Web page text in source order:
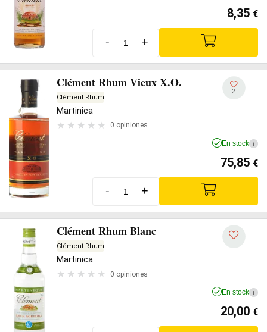
8,35 €
- +
Clément Rhum Vieux X.O.
Clément Rhum
Martinica
0 opiniones
2
En stock i
75,85 €
- +
Clément Rhum Blanc
Clément Rhum
Martinica
0 opiniones
En stock i
20,00 €